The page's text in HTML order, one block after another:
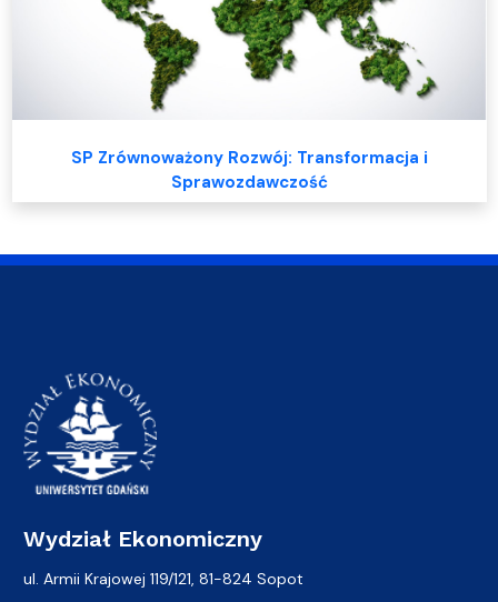
SP Zrównoważony Rozwój: Transformacja i
Sprawozdawczość
Wydział Ekonomiczny
ul. Armii Krajowej 119/121, 81-824 Sopot